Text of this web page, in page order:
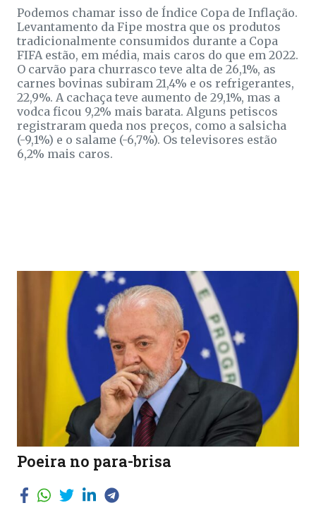
Podemos chamar isso de Índice Copa de Inflação.
Levantamento da Fipe mostra que os produtos
tradicionalmente consumidos durante a Copa
FIFA estão, em média, mais caros do que em 2022.
O carvão para churrasco teve alta de 26,1%, as
carnes bovinas subiram 21,4% e os refrigerantes,
22,9%. A cachaça teve aumento de 29,1%, mas a
vodca ficou 9,2% mais barata. Alguns petiscos
registraram queda nos preços, como a salsicha
(-9,1%) e o salame (-6,7%). Os televisores estão
6,2% mais caros.
Poeira no para-brisa